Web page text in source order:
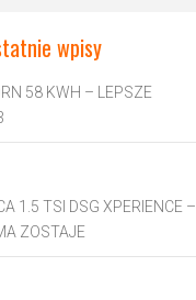
wpisy
58 KWH – LEPSZE
1.5 TSI DSG XPERIENCE –
ZOSTAJE